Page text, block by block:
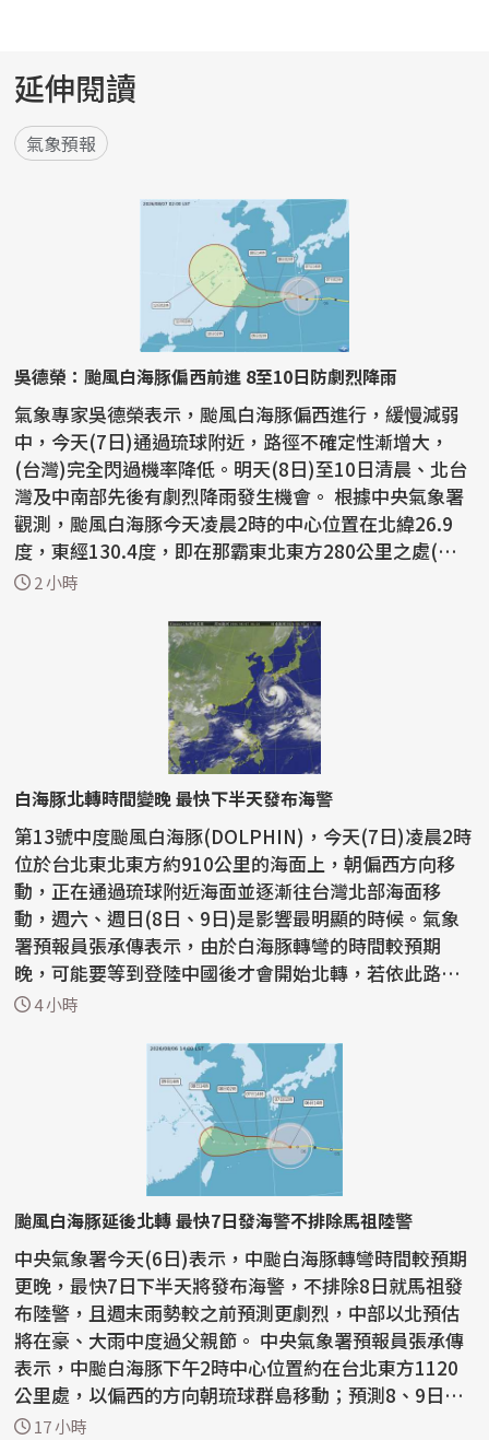
延伸閱讀
氣象預報
吳德榮：颱風白海豚偏西前進 8至10日防劇烈降雨
氣象專家吳德榮表示，颱風白海豚偏西進行，緩慢減弱
中，今天(7日)通過琉球附近，路徑不確定性漸增大，
(台灣)完全閃過機率降低。明天(8日)至10日清晨、北台
灣及中南部先後有劇烈降雨發生機會。 根據中央氣象署
觀測，颱風白海豚今天凌晨2時的中心位置在北緯26.9
度，東經130.4度，即在那霸東北東方280公里之處(台
北東北東...
2 小時
白海豚北轉時間變晚 最快下半天發布海警
第13號中度颱風白海豚(DOLPHIN)，今天(7日)凌晨2時
位於台北東北東方約910公里的海面上，朝偏西方向移
動，正在通過琉球附近海面並逐漸往台灣北部海面移
動，週六、週日(8日、9日)是影響最明顯的時候。氣象
署預報員張承傳表示，由於白海豚轉彎的時間較預期
晚，可能要等到登陸中國後才會開始北轉，若依此路
徑，最快今天下半...
4 小時
颱風白海豚延後北轉 最快7日發海警不排除馬祖陸警
中央氣象署今天(6日)表示，中颱白海豚轉彎時間較預期
更晚，最快7日下半天將發布海警，不排除8日就馬祖發
布陸警，且週末雨勢較之前預測更劇烈，中部以北預估
將在豪、大雨中度過父親節。 中央氣象署預報員張承傳
表示，中颱白海豚下午2時中心位置約在台北東方1120
公里處，以偏西的方向朝琉球群島移動；預測8、9日會
通過台...
17 小時